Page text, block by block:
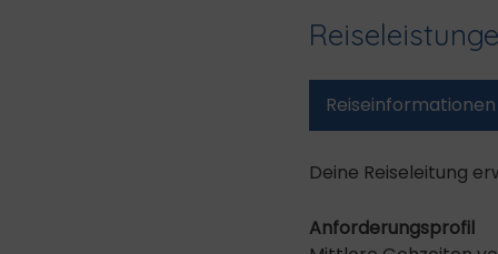
Reise­informationen
Deine Reiseleitung
Anforderungsprofil